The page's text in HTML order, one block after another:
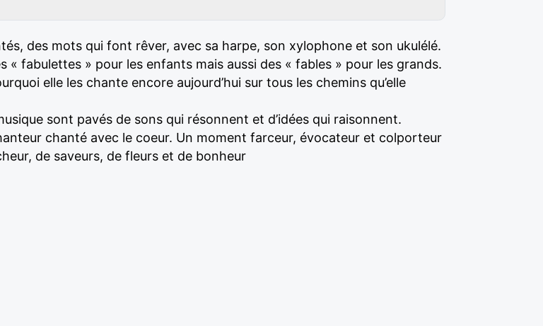
des mots qui font rêver, avec sa harpe, son xylophone et son ukulélé.
« fabulettes » pour les enfants mais aussi des « fables » pour les grands.
elle les chante encore aujourd’hui sur tous les chemins qu’elle
sont pavés de sons qui résonnent et d’idées qui raisonnent.
chanté avec le coeur. Un moment farceur, évocateur et colporteur
de saveurs, de fleurs et de bonheur